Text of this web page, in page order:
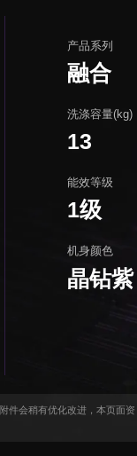
产品系列
融合
洗涤容量(kg)
13
能效等级
1级
机身颜色
晶钻紫
件会稍有优化改进，本页面资